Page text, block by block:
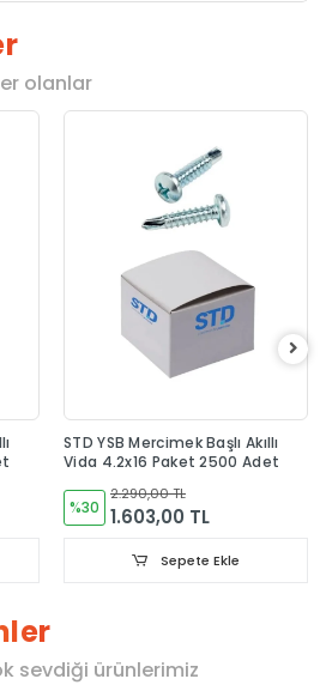
olanlar
STD YSB Mercimek Başlı Akıllı
Vida 4.2x16 Paket 2500 Adet
%30
2.290,00 TL
1.603,00 TL
Sepete Ekle
sevdiği ürünlerimiz